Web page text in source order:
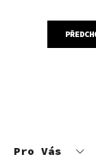
Pro Vás